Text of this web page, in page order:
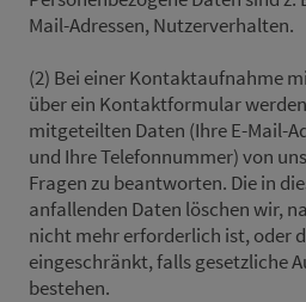
Mail-Adressen, Nutzerverhalten.
(2) Bei einer Kontaktaufnahme
über ein Kontaktformular
mitgeteilten Daten (Ihre E-Mail-
und Ihre Telefonnummer) von
Fragen zu beantworten. Die in
anfallenden Daten löschen wir,
nicht mehr erforderlich ist, oder
eingeschränkt, falls gesetzliche
bestehen.